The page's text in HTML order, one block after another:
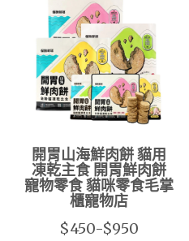
開胃山海鮮肉餅 貓用
凍乾主食 開胃鮮肉餅
寵物零食 貓咪零食毛掌
櫃寵物店
$450-$950